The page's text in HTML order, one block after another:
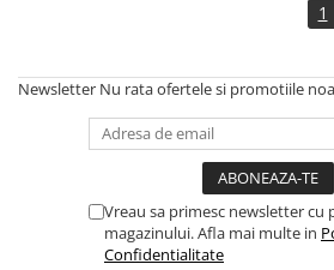
1
Newsletter Nu rata ofertele si promotiile
Vreau sa primesc newsletter cu
magazinului. Afla mai multe in
Confidentialitate